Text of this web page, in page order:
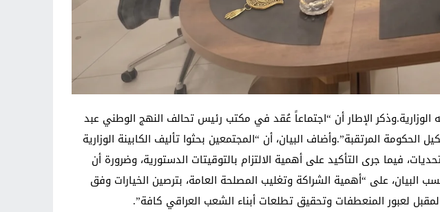
الوزارية.‏وذكر الإطار أن “اجتماعاً عُقد في مكتب ‏رئيس تحالف النهج الوطني عبد
المرتقبة”.‏وأضاف البيان، أن “المجتمعين بحثوا تأليف الكابينة الوزارية
فيما جرى التأكيد على أهمية الالتزام بالتوقيتات ‏الدستورية، وضرورة أن
البيان، على “أهمية الشراكة وتغليب ‏المصلحة العامة، بترصين الخيارات وفق
‏لعبور المنعطفات وتحقيق تطلعات أبناء الشعب العراقي كافة”.‏